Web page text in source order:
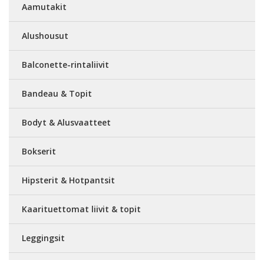
Aamutakit
Alushousut
Balconette-rintaliivit
Bandeau & Topit
Bodyt & Alusvaatteet
Bokserit
Hipsterit & Hotpantsit
Kaarituettomat liivit & topit
Leggingsit